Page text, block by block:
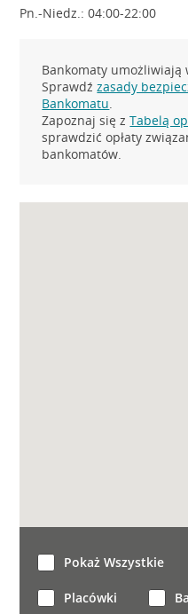
Pn.-Niedz.: 04:00-22:00
Bankomaty umożliwiają
Sprawdźzasady
Bankomatu.
Zapoznaj się zTabelą
sprawdzić opłaty
bankomatów.
Pokaż Wszystkie
Placówki